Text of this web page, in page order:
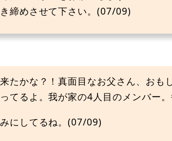
締めさせて下さい。(07/09)
たかな？！真面目なお父さん、おも
てるよ。我が家の4人目のメンバー
にしてるね。(07/09)